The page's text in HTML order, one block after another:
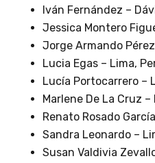
Iván Fernández –
Jessica Montero
Jorge Armando
Lucia Egas – Lima,
Lucía Portocarrero –
Marlene De La Cruz –
Renato Rosado
Sandra Leonardo –
Susan Valdivia